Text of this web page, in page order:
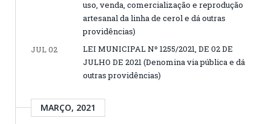
uso, venda, comercialização e reprodução
artesanal da linha de cerol e dá outras
providências)
JUL 02
LEI MUNICIPAL Nº 1255/2021, DE 02 DE
JULHO DE 2021 (Denomina via pública e dá
outras providências)
MARÇO, 2021